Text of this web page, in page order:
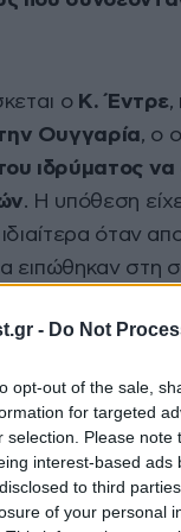
- Do Not
opt-out of the sale,
for targeted
selection. Please
interest-based
to third
of your personal
οΚ. Έντρε,
Ουγγαρία, ο
ιδρύματος
. Η υπόθεση
όταν
ειπώθηκαν στη
του.
και οι
οι υποθέσεις